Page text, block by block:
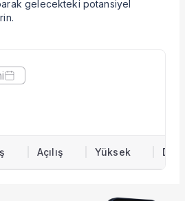
gelecekteki potansiyel
Açılış Yüksek